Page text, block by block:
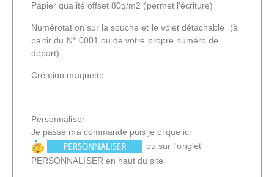
Papier qualité offset 80g/m2 (permet l'écriture)
Numérotation sur la souche et le volet détachable (à
partir du N° 0001 ou de votre propre numéro de
départ)
Création maquette
Personnaliser
Je passe ma commande puis je clique ici
ou sur l'onglet
PERSONNALISER en haut du site